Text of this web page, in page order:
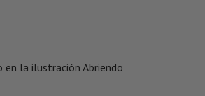
la ilustración Abriendo